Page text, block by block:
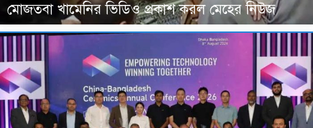
মোজতবা খামেনির ভিডিও প্রকাশ করল মেহের নিউজ